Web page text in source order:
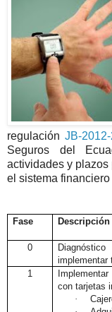
regulación JB-
Seguros del
actividades y plazos
el sistema
Fase Descripción
0
implementar
1
con tarjetas
·